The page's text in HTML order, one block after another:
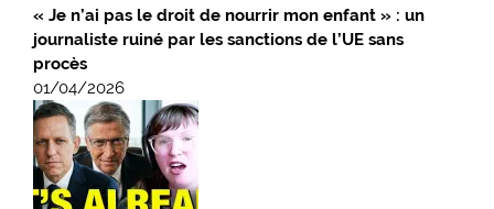
« Je n’ai pas le droit de nourrir mon enfant » : un
journaliste ruiné par les sanctions de l’UE sans
procès
01/04/2026